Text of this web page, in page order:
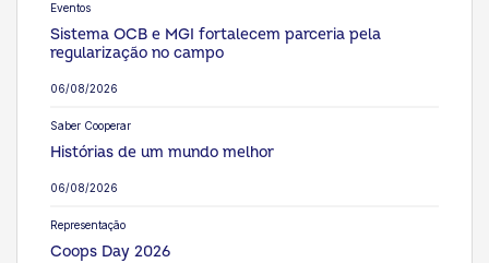
Eventos
06/08/2026
Sistema OCB e MGI fortalecem parceria pela
regularização no campo
Saber Cooperar
06/08/2026
Histórias de um mundo melhor
Representação
Coops Day 2026